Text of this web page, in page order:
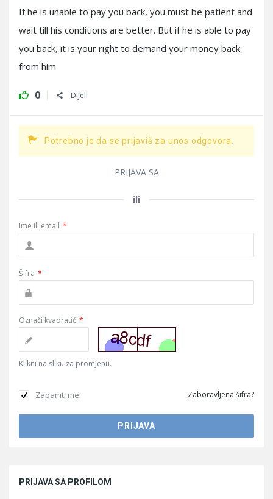
If he is unable to pay you back, you must be patient and
wait till his conditions are better. But if he is able to pay
you back, it is your right to demand your money back
from him.
0 Dijeli
Potrebno je da se prijaviš za unos odgovora.
PRIJAVA SA
ili
Ime ili email *
Šifra *
Označi kvadratić *
Klikni na sliku za promjenu.
Zapamti me! Zaboravljena šifra?
PRIJAVA SA PROFILOM